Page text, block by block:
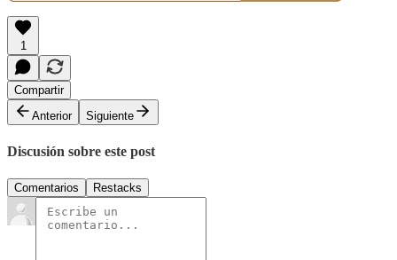
1
Compartir
Anterior
Siguiente
Discusión sobre este post
Comentarios Restacks